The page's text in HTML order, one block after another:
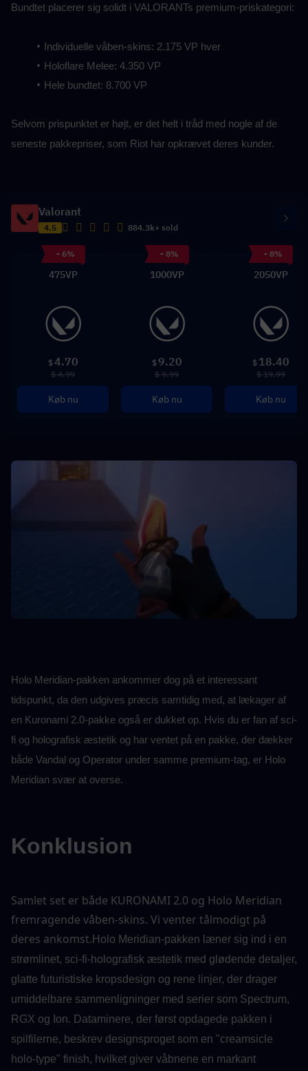
Bundtet placerer sig solidt i VALORANTs premium-priskategori:
Individuelle våben-skins: 2.175 VP hver
Holoflare Melee: 4.350 VP
Hele bundtet: 8.700 VP
Selvom prispunktet er højt, er det helt i tråd med nogle af de
seneste pakkepriser, som Riot har opkrævet deres kunder.
Valorant
4.5 884.3k+ sold
- 6%
475VP
$4.70
$ 4.99
Køb nu
- 8%
1000VP
$ 9.20
$ 9.99
Køb nu
- 8%
2050VP
$ 18.40
$ 19.99
Køb nu
Holo Meridian-pakken ankommer dog på et interessant
tidspunkt, da den udgives præcis samtidig med, at lækager af
en Kuronami 2.0-pakke også er dukket op. Hvis du er fan af sci-
fi og holografisk æstetik og har ventet på en pakke, der dækker
både Vandal og Operator under samme premium-tag, er Holo
Meridian svær at overse.
Konklusion
Samlet set er både KURONAMI 2.0 og Holo Meridian
fremragende våben-skins. Vi venter tålmodigt på
deres ankomst. Holo Meridian-pakken læner sig ind i en
strømlinet, sci-fi-holografisk æstetik med glødende detaljer,
glatte futuristiske kropsdesign og rene linjer, der drager
umiddelbare sammenligninger med serier som Spectrum,
RGX og Ion. Dataminere, der først opdagede pakken i
spilfilerne, beskrev designsproget som en "creamsicle
holo-type" finish, hvilket giver våbnene en markant